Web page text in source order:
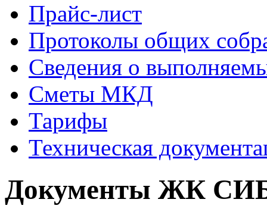
Прайс-лист
Протоколы общих
Сведения о
Сметы МКД
Тарифы
Техническая
Документы ЖК